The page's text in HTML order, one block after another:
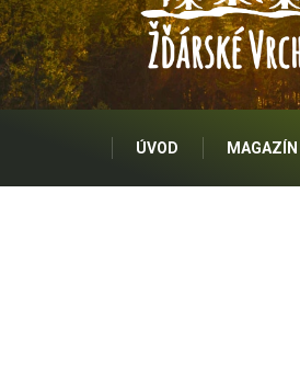
ÚVOD MAGAZÍN